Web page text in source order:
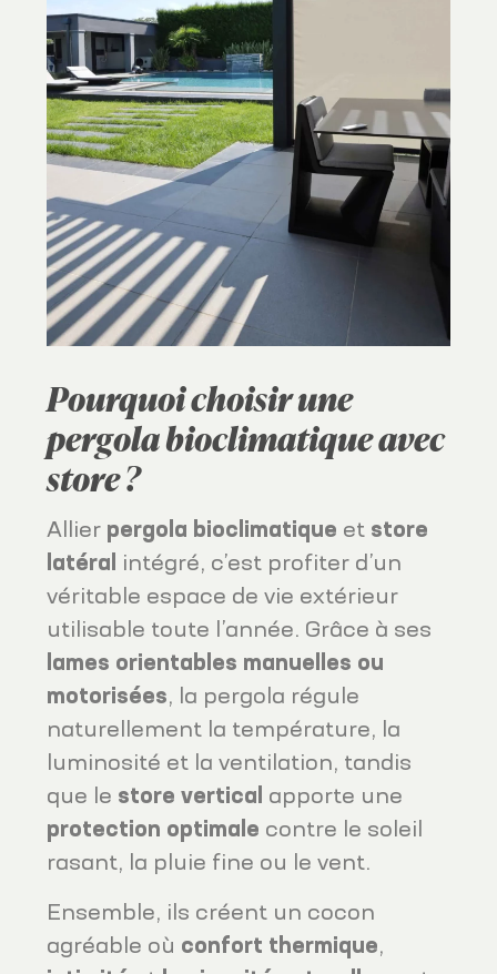
Pourquoi choisir une
pergola bioclimatique avec
store ?
Allier pergola bioclimatique et store
latéral intégré, c’est profiter d’un
véritable espace de vie extérieur
utilisable toute l’année. Grâce à ses
lames orientables manuelles ou
motorisées, la pergola régule
naturellement la température, la
luminosité et la ventilation, tandis
que le store vertical apporte une
protection optimale contre le soleil
rasant, la pluie fine ou le vent.
Ensemble, ils créent un cocon
agréable où confort thermique,